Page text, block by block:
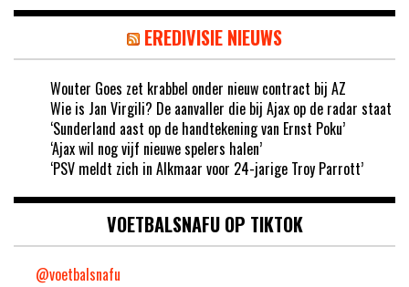
EREDIVISIE NIEUWS
Wouter Goes zet krabbel onder nieuw contract bij AZ
Wie is Jan Virgili? De aanvaller die bij Ajax op de radar staat
‘Sunderland aast op de handtekening van Ernst Poku’
‘Ajax wil nog vijf nieuwe spelers halen’
‘PSV meldt zich in Alkmaar voor 24-jarige Troy Parrott’
VOETBALSNAFU OP TIKTOK
@voetbalsnafu